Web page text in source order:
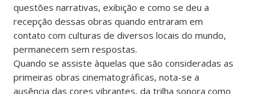
questões narrativas, exibição e como se deu a
recepção dessas obras quando entraram em
contato com culturas de diversos locais do mundo,
permanecem sem respostas.
Quando se assiste àquelas que são consideradas as
primeiras obras cinematográficas, nota-se a
ausência das cores vibrantes, da trilha sonora como